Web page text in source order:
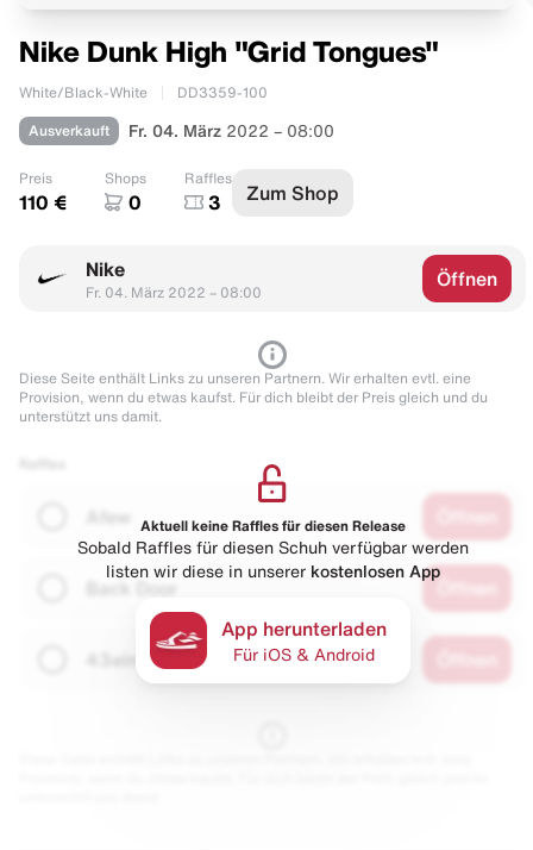
Nike Dunk High "Grid Tongues"
White/Black-White DD3359-100
Ausverkauft Fr. 04. März 2022 – 08:00
Preis
110 €
Shops
0
Raffles
3 Zum Shop
Nike
Fr. 04. März 2022 – 08:00
Öffnen
Diese Seite enthält Links zu unseren Partnern. Wir erhalten evtl. eine
Provision, wenn du etwas kaufst. Für dich bleibt der Preis gleich und du
unterstützt uns damit.
Afew
Back Door
43einhalb
Aktuell keine Raffles für diesen Release
Sobald Raffles für diesen Schuh verfügbar werden
listen wir diese in unserer kostenlosen App
App herunterladen
Für iOS & Android